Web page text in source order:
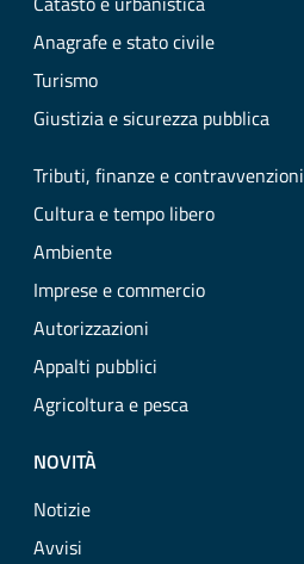
Anagrafe e stato civile
Turismo
Giustizia e sicurezza pubblica
Tributi, finanze e contravvenzioni
Cultura e tempo libero
Ambiente
Imprese e commercio
Autorizzazioni
Appalti pubblici
Agricoltura e pesca
NOVITÀ
Notizie
Avvisi